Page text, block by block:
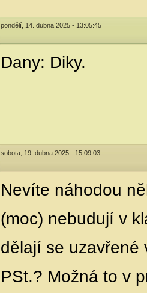
pondělí, 14. dubna 2025 - 13:05:45
Dany: Diky.
sobota, 19. dubna 2025 - 15:09:03
Nevíte náhodou
(moc) nebudují v
dělají se uzavřené
PSt.? Možná to v